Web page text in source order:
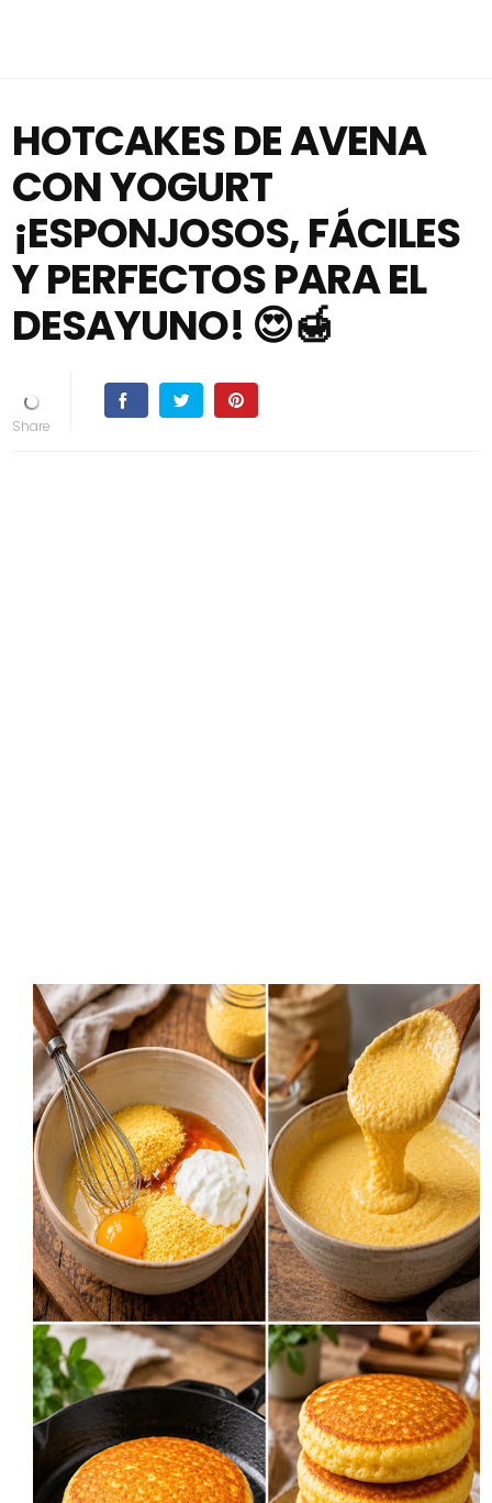
HOTCAKES DE AVENA
CON YOGURT
¡ESPONJOSOS, FÁCILES
Y PERFECTOS PARA EL
DESAYUNO! 😍🍯